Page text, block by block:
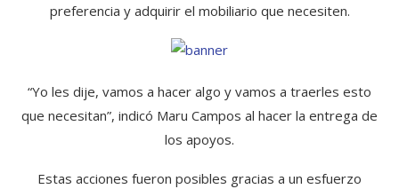
preferencia y adquirir el mobiliario que necesiten.
“Yo les dije, vamos a hacer algo y vamos a traerles esto
que necesitan”, indicó Maru Campos al hacer la entrega de
los apoyos.
Estas acciones fueron posibles gracias a un esfuerzo